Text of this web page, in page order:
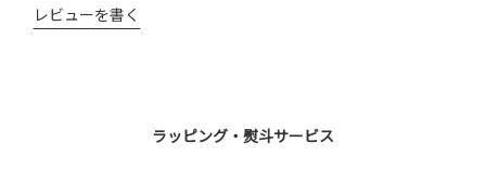
レビューを書く
ラッピング・熨斗サービス